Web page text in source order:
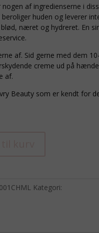
af ingredienserne i
huden og leverer
næret og hydreret. En
af. Sid gerne med dem
creme ud på
af.
Beauty som er kendt for
Kategori: